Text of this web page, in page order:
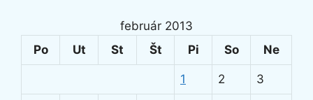
február 2013
Po
Ut St Št Pi So Ne
1 2 3